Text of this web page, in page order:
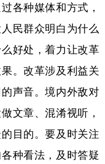
各种媒体和方式，
民群众明白为什么
好处，着力让改革
。改革涉及利益关
声音。境内外敌对
文章、混淆视听，
目的。要及时关注
种看法，及时答疑